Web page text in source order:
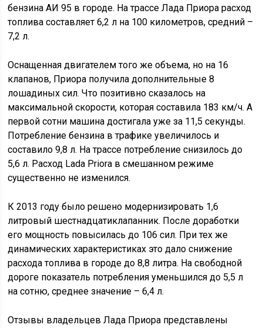
бензина АИ 95 в городе. На трассе Лада Приора расход
топлива составляет 6,2 л на 100 километров, средний –
7,2 л.
Оснащенная двигателем того же объема, но на 16
клапанов, Приора получила дополнительные 8
лошадиных сил. Что позитивно сказалось на
максимальной скорости, которая составила 183 км/ч. А
первой сотни машина достигала уже за 11,5 секунды.
Потребление бензина в трафике увеличилось и
составило 9,8 л. На трассе потребление снизилось до
5,6 л. Расход Lada Priora в смешанном режиме
существенно не изменился.
К 2013 году было решено модернизировать 1,6
литровый шестнадцатиклапанник. После доработки
его мощность повысилась до 106 сил. При тех же
динамических характеристиках это дало снижение
расхода топлива в городе до 8,8 литра. На свободной
дороге показатель потребления уменьшился до 5,5 л
на сотню, среднее значение – 6,4 л.
Отзывы владельцев Лада Приора представлены